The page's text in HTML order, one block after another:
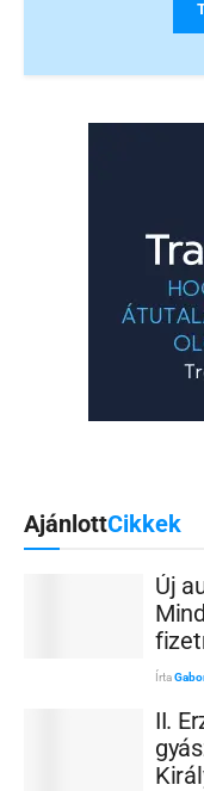
AjánlottCikkek
Új
Írta
II.